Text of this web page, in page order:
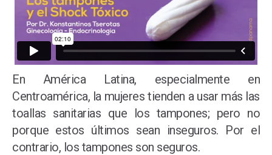
En América Latina, especialmente en
Centroamérica, la mujeres tienden a usar más las
toallas sanitarias que los tampones; pero no
porque estos últimos sean inseguros. Por el
contrario, los tampones son seguros.